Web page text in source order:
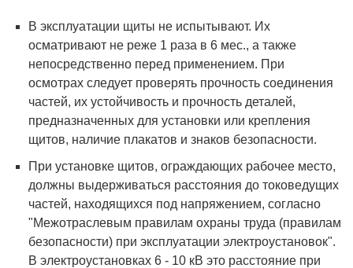
В эксплуатации щиты не испытывают. Их
осматривают не реже 1 раза в 6 мес., а также
непосредственно перед применением. При
осмотрах следует проверять прочность соединения
частей, их устойчивость и прочность деталей,
предназначенных для установки или крепления
щитов, наличие плакатов и знаков безопасности.
При установке щитов, ограждающих рабочее место,
должны выдерживаться расстояния до токоведущих
частей, находящихся под напряжением, согласно
"Межотраслевым правилам охраны труда (правилам
безопасности) при эксплуатации электроустановок".
В электроустановках 6 - 10 кВ это расстояние при